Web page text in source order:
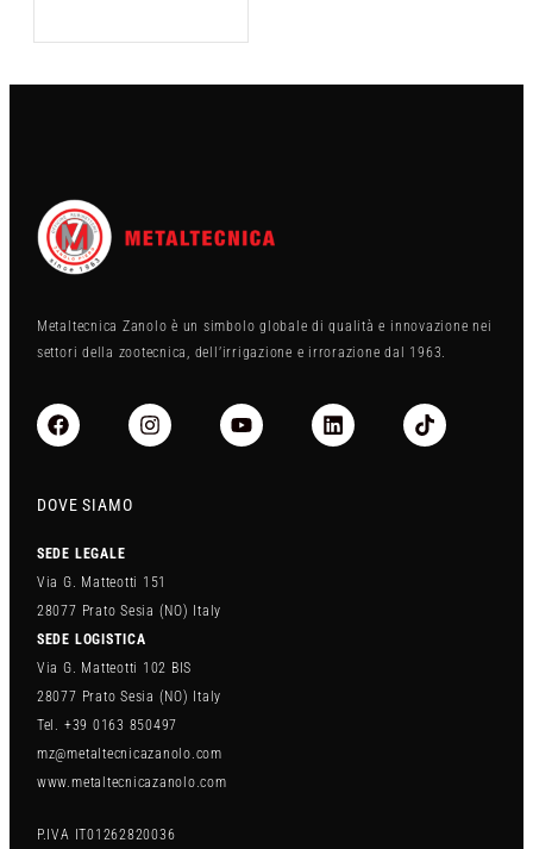
Metaltecnica Zanolo è un simbolo globale di qualità e innovazione nei
settori della zootecnica, dell’irrigazione e irrorazione dal 1963.
DOVE SIAMO
SEDE LEGALE
Via G. Matteotti 151
28077 Prato Sesia (NO) Italy
SEDE LOGISTICA
Via G. Matteotti 102 BIS
28077 Prato Sesia (NO) Italy
Tel. +39 0163 850497
mz@metaltecnicazanolo.com
www.metaltecnicazanolo.com
P.IVA IT01262820036